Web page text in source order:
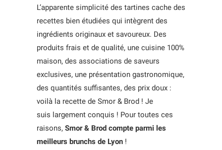
L’apparente simplicité des tartines cache des
recettes bien étudiées qui intègrent des
ingrédients originaux et savoureux. Des
produits frais et de qualité, une cuisine 100%
maison, des associations de saveurs
exclusives, une présentation gastronomique,
des quantités suffisantes, des prix doux :
voilà la recette de Smor & Brod ! Je
suis largement conquis ! Pour toutes ces
raisons, Smor & Brod compte parmi les
meilleurs brunchs de Lyon !